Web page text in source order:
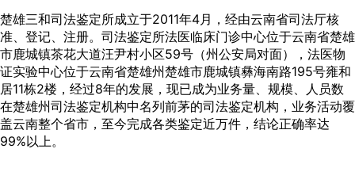
楚雄三和司法鉴定所成立于2011年4月，经由云南省司法厅核
准、登记、注册。司法鉴定所法医临床门诊中心位于云南省楚雄
市鹿城镇茶花大道汪尹村小区59号（州公安局对面），法医物
证实验中心位于云南省楚雄州楚雄市鹿城镇彝海南路195号雍和
居11栋2楼，经过8年的发展，现已成为业务量、规模、人员数
在楚雄州司法鉴定机构中名列前茅的司法鉴定机构，业务活动覆
盖云南整个省市，至今完成各类鉴定近万件，结论正确率达
99%以上。